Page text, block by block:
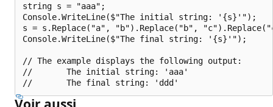
string s = "aaa";
Console.WriteLine($"The initial string: '{s}'");
s = s.Replace("a", "b").Replace("b",
Console.WriteLine($"The final string: '{s}'");
// The example displays the following output:
//       The initial string: 'aaa'